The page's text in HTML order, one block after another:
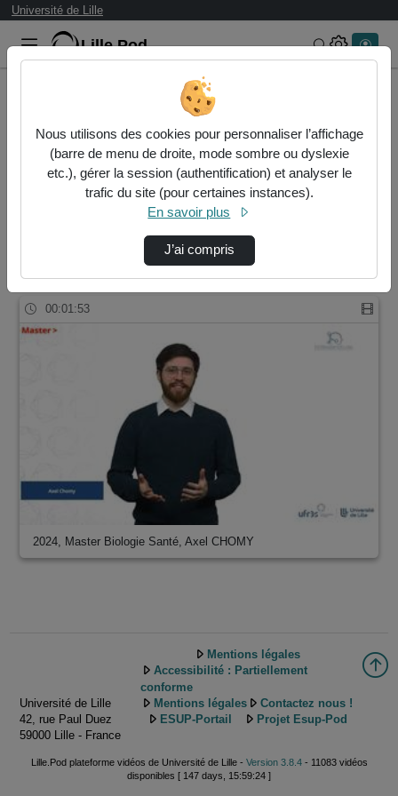
Université de Lille
Lille.Pod Rechercher
Résultats de la recherche
Filtres actifs (cliquer pour en retirer) :
interview
master-biologie-sante
00:01:53
2024, Master Biologie Santé, Axel CHOMY
Université de Lille
42, rue Paul Duez
59000 Lille - France
Mentions légales
Accessibilité : Partiellement
conforme
Mentions légales
Contactez nous !
ESUP-Portail
Projet Esup-Pod
Lille.Pod plateforme vidéos de Université de Lille - Version 3.8.4- 11083 vidéos
disponibles [ 147 days, 15:59:24 ]
Nous utilisons des cookies pour personnaliser l’affichage
(barre de menu de droite, mode sombre ou dyslexie
etc.), gérer la session (authentification) et analyser le
trafic du site (pour certaines instances).
En savoir plus
J’ai compris